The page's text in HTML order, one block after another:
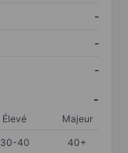
-
-
-
-
Élevé
Majeur
30-40 40+